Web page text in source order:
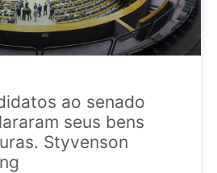
ao senado
seus bens
Styvenson